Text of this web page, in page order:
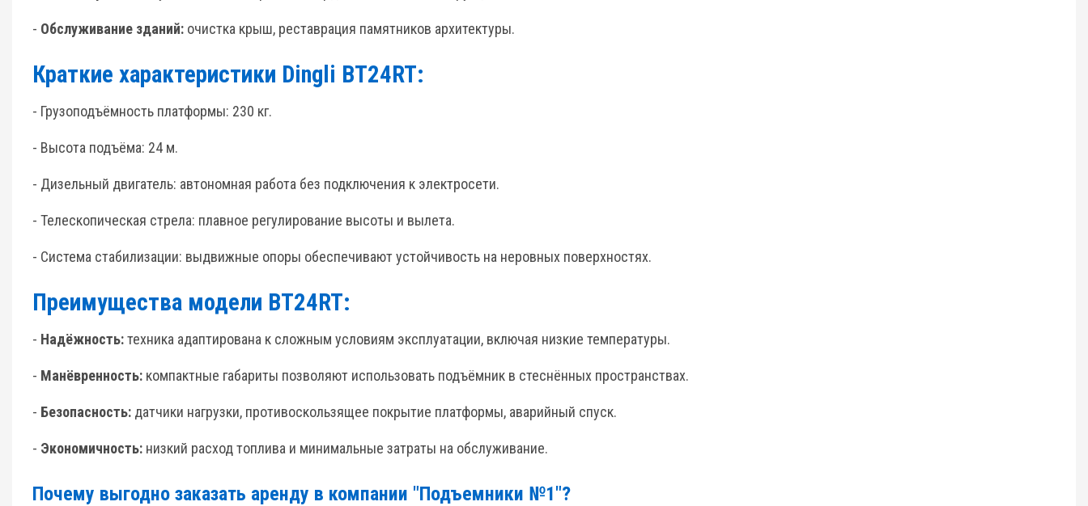
- Обслуживание зданий: очистка крыш, реставрация памятников архитектуры.
Краткие характеристики Dingli BT24RT:
- Грузоподъёмность платформы: 230 кг.
- Высота подъёма: 24 м.
- Дизельный двигатель: автономная работа без подключения к электросети.
- Телескопическая стрела: плавное регулирование высоты и вылета.
- Система стабилизации: выдвижные опоры обеспечивают устойчивость на неровных поверхностях.
Преимущества модели BT24RT:
- Надёжность:техника адаптирована к сложным условиям эксплуатации, включая низкие температуры.
- Манёвренность: компактные габариты позволяют использовать подъёмник в стеснённых пространствах.
- Безопасность: датчики нагрузки, противоскользящее покрытие платформы, аварийный спуск.
- Экономичность: низкий расход топлива и минимальные затраты на обслуживание.
Почему выгодно заказать аренду в компании "Подъемники №1"?